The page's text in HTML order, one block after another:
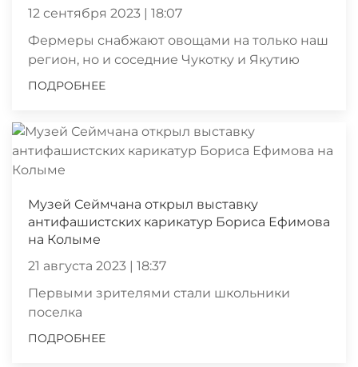
12 сентября 2023 | 18:07
Фермеры снабжают овощами на только наш
регион, но и соседние Чукотку и Якутию
ПОДРОБНЕЕ
Музей Сеймчана открыл выставку
антифашистских карикатур Бориса Ефимова
на Колыме
21 августа 2023 | 18:37
Первыми зрителями стали школьники
поселка
ПОДРОБНЕЕ